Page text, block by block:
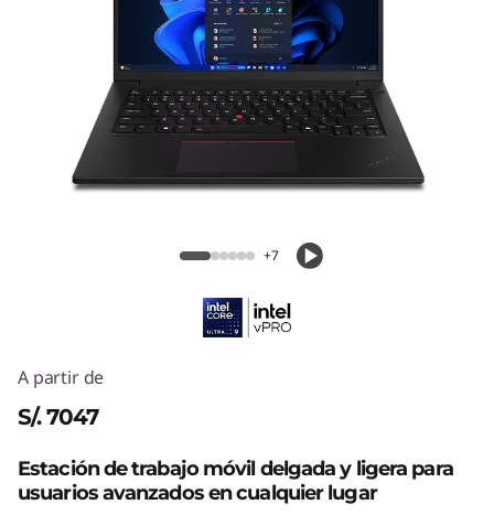
+7
A partir de
S/. 7047
Estación de trabajo móvil delgada y ligera para
usuarios avanzados en cualquier lugar